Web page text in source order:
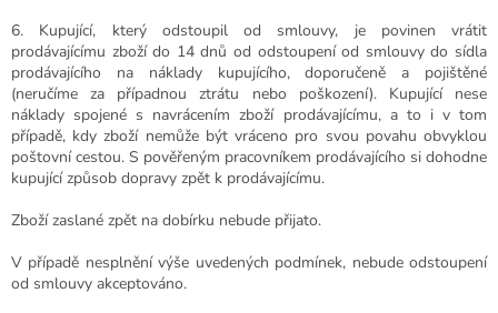
6. Kupující, který odstoupil od smlouvy, je povinen vrátit
prodávajícímu zboží do 14 dnů od odstoupení od smlouvy do sídla
prodávajícího na náklady kupujícího, doporučeně a pojištěné
(neručíme za případnou ztrátu nebo poškození). Kupující nese
náklady spojené s navrácením zboží prodávajícímu, a to i v tom
případě, kdy zboží nemůže být vráceno pro svou povahu obvyklou
poštovní cestou. S pověřeným pracovníkem prodávajícího si dohodne
kupující způsob dopravy zpět k prodávajícímu.
Zboží zaslané zpět na dobírku nebude přijato.
V případě nesplnění výše uvedených podmínek, nebude odstoupení
od smlouvy akceptováno.